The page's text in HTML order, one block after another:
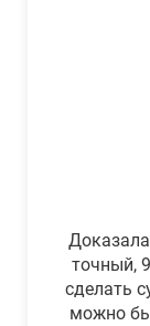
точный,
сделать
можно